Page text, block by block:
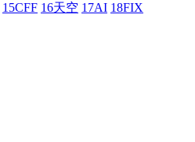
15CFF 16天空 17AI 18FIX